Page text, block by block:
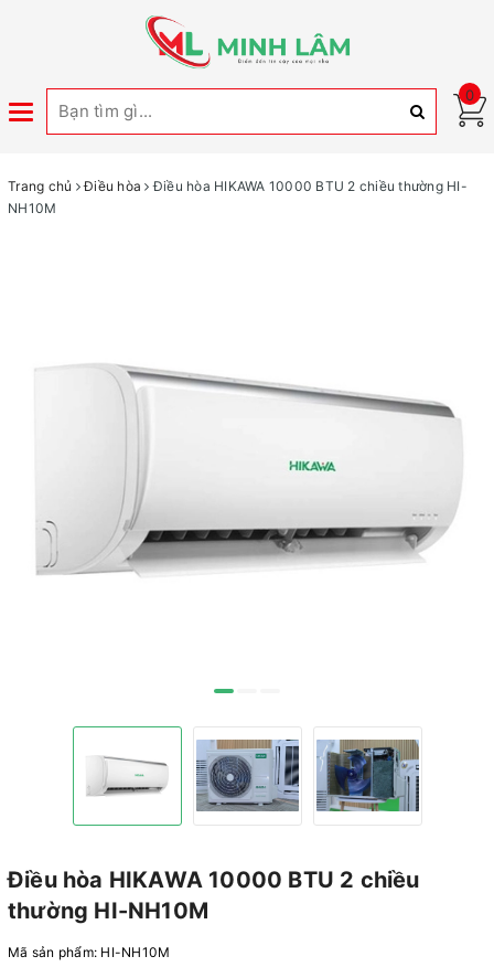
Toggle
0
Trang chủ Điều hòa
Điều hòa HIKAWA 10000 BTU 2 chiều thường HI-
NH10M
Điều hòa HIKAWA 10000 BTU 2 chiều
thường HI-NH10M
Mã sản phẩm: HI-NH10M